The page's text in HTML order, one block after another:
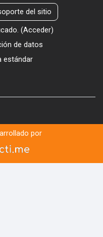
del sitio
(Acceder)
de datos
estándar
por